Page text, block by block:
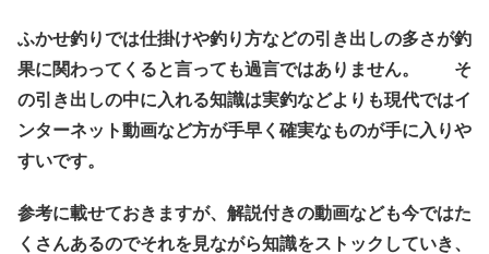
ふかせ釣りでは仕掛けや釣り方などの引き出しの多さが釣
果に関わってくると言っても過言ではありません。 そ
の引き出しの中に入れる知識は実釣などよりも現代ではイ
ンターネット動画など方が手早く確実なものが手に入りや
すいです。
参考に載せておきますが、解説付きの動画なども今ではた
くさんあるのでそれを見ながら知識をストックしていき、